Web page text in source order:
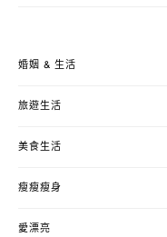
婚姻 & 生活
旅遊生活
美食生活
瘦瘦瘦身
愛漂亮